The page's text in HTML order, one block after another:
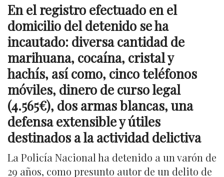
En el registro efectuado en el
domicilio del detenido se ha
incautado: diversa cantidad de
marihuana, cocaína, cristal y
hachís, así como, cinco teléfonos
móviles, dinero de curso legal
(4.565€), dos armas blancas, una
defensa extensible y útiles
destinados a la actividad delictiva
La Policía Nacional ha detenido a un varón de
29 años, como presunto autor de un delito de